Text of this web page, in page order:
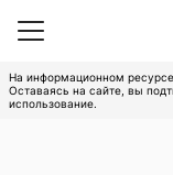
На информационном
Оставаясь на сайте, вы
использование.